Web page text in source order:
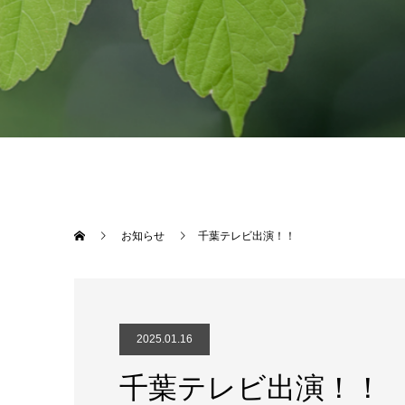
お知らせ 千葉テレビ出演！！
2025.01.16
千葉テレビ出演！！